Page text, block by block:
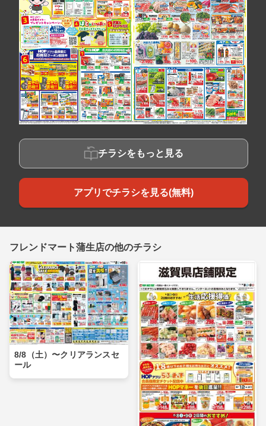
チラシをもっと見る
アプリでチラシを見る(無料)
フレンドマート蒲生店の他のチラシ
8/8（土）〜クリアランスセ
ール